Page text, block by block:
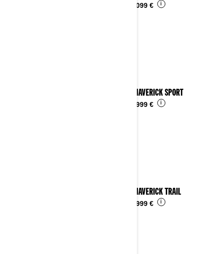
53.099 € i
2025 MAVERICK SPORT
24.999 € i
2025 MAVERICK TRAIL
16.999 € i